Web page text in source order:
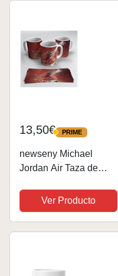
13,50€ PRIME
PRIME
newseny Michael
Jordan Air Taza de
fans de NBA y Michael
Jordan
Ver Producto